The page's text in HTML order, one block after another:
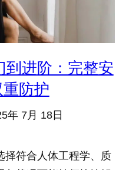
到进阶：完整安
防护
年 7月 18日
择符合人体工程学、质